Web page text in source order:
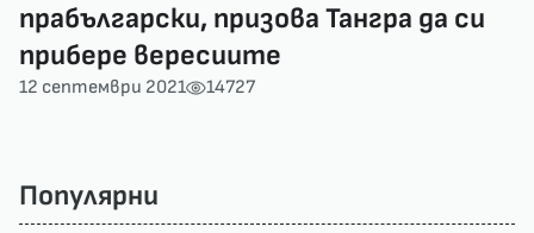
прабългарски, призова Тангра да си
прибере вересиите
12 септември 2021 14727
Популярни